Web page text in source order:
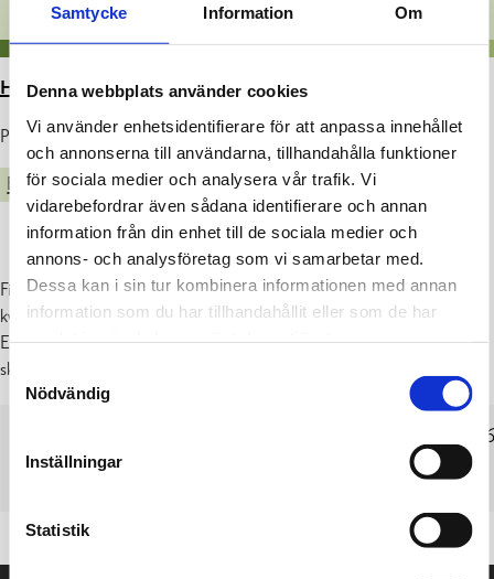
Samtycke Information Om
Denna webbplats använder cookies
Vi använder enhetsidentifierare för att anpassa innehållet
och annonserna till användarna, tillhandahålla funktioner
för sociala medier och analysera vår trafik. Vi
vidarebefordrar även sådana identifierare och annan
information från din enhet till de sociala medier och
annons- och analysföretag som vi samarbetar med.
Dessa kan i sin tur kombinera informationen med annan
information som du har tillhandahållit eller som de har
Samtyckesval
Nödvändig
Inställningar
Statistik
HEM>ARTIKLAR>BULLERLOV: TRÖSKHUSET
Publicerad : 04.06.2026
BULLERLOV
Fiskars Abp hyr ännu denna sommar ut Tröskhuset för privata fester
kvälls- och nattetid, men endast två gånger: 13.6 och 11.7.2026.
Efter kl. 24 får musiken inte oskäligt störa grannar, vilket Fiskars Abp
ska övervaka.